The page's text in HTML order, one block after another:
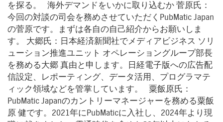
を探る。 海外デマンドをいかに取り込むか 菅原氏：
今回の対談の司会を務めさせていただくPubMatic Japan
の菅原です。まずは各自の自己紹介からお願いしま
す。 大郷氏：日本経済新聞社でメディアビジネス ソリ
ューション推進ユニット オペレーショングループ部長
を務める大郷 真由と申します。日経電子版への広告配
信設定、レポーティング、データ活用、プログラマテ
ィック領域などを管掌しています。 粟飯原氏：
PubMatic Japanのカントリーマネージャーを務める粟飯
原 健です。2021年にPubMaticに入社し、2024年より現